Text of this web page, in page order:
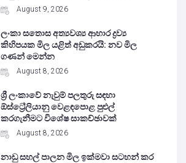
August 9, 2026
ලංකා සතොස අත්‍යවශ්‍ය ආහාර ද්‍රව්‍ය
කිහිපයක මිල යළිත් අඩුකරයි: නව මිල
ගණන් මෙන්න
August 8, 2026
ශ්‍රී ලංකාවේ නැවුම් පලතුරු සඳහා
ඕස්ට්‍රේලියානු වෙළඳපොළ පුළුල්
කරගැනීමට විශේෂ සාකච්ඡාවක්
August 8, 2026
නාඩු සහල් පාලන මිල ඉක්මවා සටහන් කර